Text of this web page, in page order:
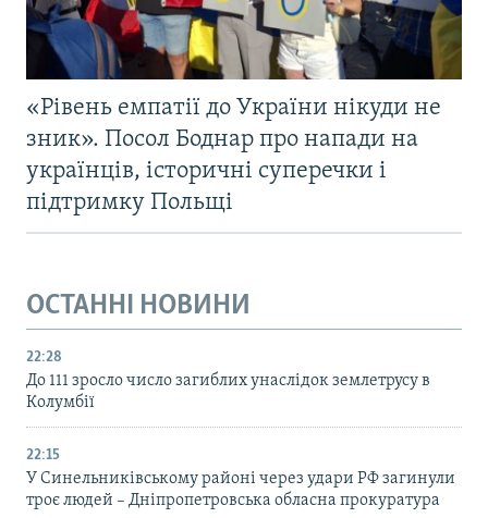
«Рівень емпатії до України нікуди не
зник». Посол Боднар про напади на
українців, історичні суперечки і
підтримку Польщі
ОСТАННІ НОВИНИ
22:28
До 111 зросло число загиблих унаслідок землетрусу в
Колумбії
22:15
У Синельниківському районі через удари РФ загинули
троє людей – Дніпропетровська обласна прокуратура